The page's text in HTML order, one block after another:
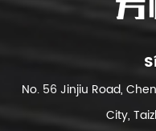
No. 56 Jinjiu Road,
City,